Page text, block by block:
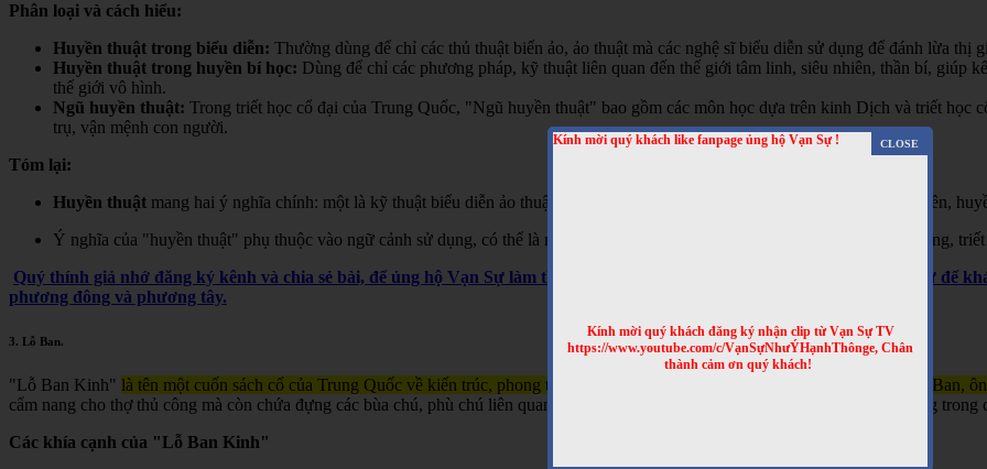
Kính mời quý khách like fanpage ủng hộ Vạn Sự !
Kính mời quý khách đăng ký nhận clip từ Vạn Sự TV
https://www.youtube.com/c/VạnSựNhưÝHạnhThônge, Chân
thành cảm ơn quý khách!
Phân loại và cách hiểu:
Huyền thuật trong biểu diễn: Thường dùng để chỉ các thủ thuật biến ảo, ảo thuật mà các nghệ sĩ biểu diễn sử dụng để đánh lừa thị
Huyền thuật trong huyền bí học: Dùng để chỉ các phương pháp, kỹ thuật liên quan đến thế giới tâm linh, siêu nhiên, thần bí, giúp
thế giới vô hình.
Ngũ huyền thuật: Trong triết học cổ đại của Trung Quốc, "Ngũ huyền thuật" bao gồm các môn học dựa trên kinh Dịch và triết học
trụ, vận mệnh con người.
Tóm lại:
Huyền thuật mang hai ý nghĩa chính: một là kỹ thuật biểu diễn ảo thuật, hai là phương pháp giải thích các hiện tượng siêu nhiên,
Ý nghĩa của "huyền thuật" phụ thuộc vào ngữ cảnh sử dụng, có thể là một hình thức giải trí hoặc là một phần của các tín ngưỡng,
Quý thính giả nhớ đăng ký kênh và chia sẻ bài, để ủng hộ Vạn Sự làm thêm nhiều clip bổ ích nhé! Truy cập website Vạn Sự để
phương đông và phương tây.
3. Lỗ Ban.
"Lỗ Ban Kinh" là tên một cuốn sách cổ của Trung Quốc về kiến trúc, phong thủy và kỹ thuật xây dựng, gắn liền với tên tuổi của Lỗ Ban,
cẩm nang cho thợ thủ công mà còn chứa đựng các bùa chú, phù chú liên quan đến việc xây nhà, làm đồ đạc, và đôi khi được sử dụng
Các khía cạnh của "Lỗ Ban Kinh"